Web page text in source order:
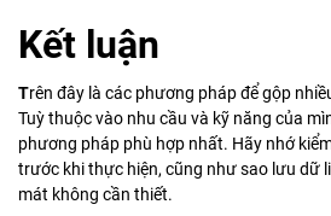
Kết luận
Trên đây là các phương pháp để gộp
Tuỳ thuộc vào nhu cầu và kỹ năng của
phương pháp phù hợp nhất. Hãy nhớ
trước khi thực hiện, cũng như sao lưu dữ
mát không cần thiết.